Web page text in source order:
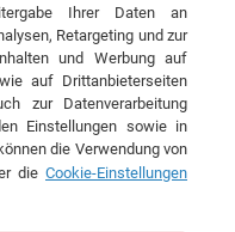
der FCMD
Ihrer Daten an
Retargeting und zur
und Werbung auf
auf Drittanbieterseiten
zur Datenverarbeitung
Einstellungen sowie in
die Verwendung von
die Cookie-Einstellungen